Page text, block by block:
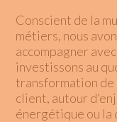
Conscient de la
métiers, nous
accompagner
investissons au
transformation de
client, autour
énergétique ou la